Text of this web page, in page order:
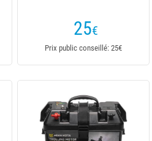
25€
Prix public conseillé: 25€